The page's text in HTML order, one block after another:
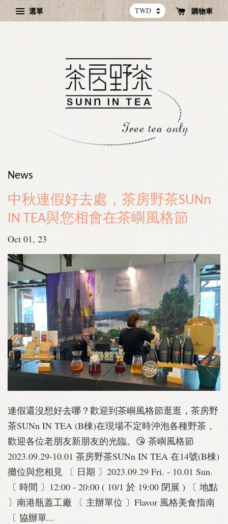
選單 購物車
News
中秋連假好去處，茶房野茶SUNn
IN TEA與您相會在茶嶼風格節
Oct 01, 23
連假還沒想好去哪？歡迎到茶嶼風格節逛逛，茶房野
茶SUNn IN TEA (B棟)在現場不定時沖泡各種野茶，
歡迎各位老朋友新朋友的光臨。😘 茶嶼風格節
2023.09.29-10.01 茶房野茶SUNn IN TEA 在14號(B棟)
攤位與您相見 〔 日期 〕2023.09.29 Fri. - 10.01 Sun.
〔 時間 〕12:00 - 20:00 ( 10/1 於 19:00 閉展 ) 〔 地點
〕南港瓶蓋工廠 〔 主辦單位 〕Flavor 風格美食指南
〔 協辦單...